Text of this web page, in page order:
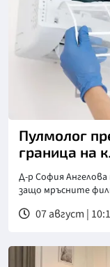
Пулмолог
граница на
Д-р София Ангелова
защо мръсните
07 август |